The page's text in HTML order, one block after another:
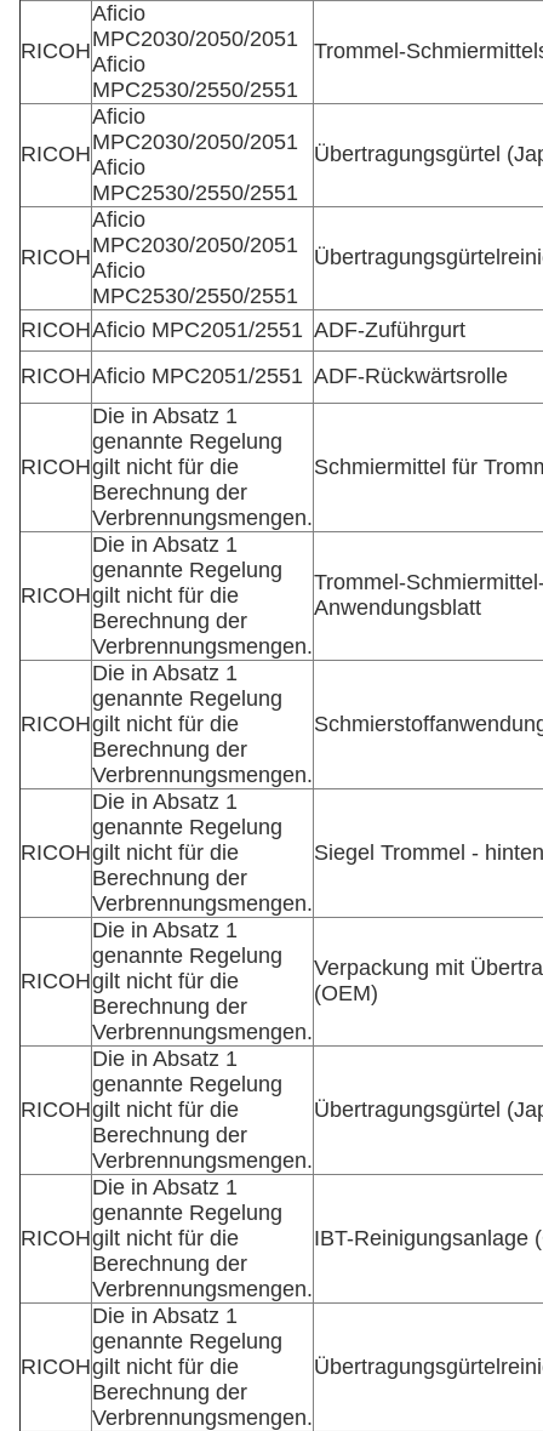
RICOH
Aficio
MPC2030/2050/2051
Aficio
MPC2530/2550/2551
Trommel-
RICOH
Aficio
MPC2030/2050/2051
Aficio
MPC2530/2550/2551
Übertragungsgürtel
RICOH
Aficio
MPC2030/2050/2051
Aficio
MPC2530/2550/2551
RICOHAficio MPC2051/2551 ADF-Zuführgurt
RICOHAficio MPC2051/2551 ADF-Rückwärtsrolle
RICOH
Die in Absatz 1
genannte Regelung
gilt nicht für die
Berechnung der
Verbrennungsmengen.
Schmiermittel für
RICOH
Die in Absatz 1
genannte Regelung
gilt nicht für die
Berechnung der
Verbrennungsmengen.
Trommel-
Anwendungsblatt
RICOH
Die in Absatz 1
genannte Regelung
gilt nicht für die
Berechnung der
Verbrennungsmengen.
RICOH
Die in Absatz 1
genannte Regelung
gilt nicht für die
Berechnung der
Verbrennungsmengen.
Siegel Trommel -
RICOH
Die in Absatz 1
genannte Regelung
gilt nicht für die
Berechnung der
Verbrennungsmengen.
Verpackung mit
(OEM)
RICOH
Die in Absatz 1
genannte Regelung
gilt nicht für die
Berechnung der
Verbrennungsmengen.
Übertragungsgürtel
RICOH
Die in Absatz 1
genannte Regelung
gilt nicht für die
Berechnung der
Verbrennungsmengen.
IBT-Reinigungsanlage
RICOH
Die in Absatz 1
genannte Regelung
gilt nicht für die
Berechnung der
Verbrennungsmengen.